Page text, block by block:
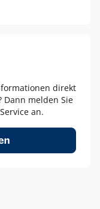
Ausnahmefällen
Weiß-Umsetzungen
von jeweils einer
direkt
Dann melden Sie
an.